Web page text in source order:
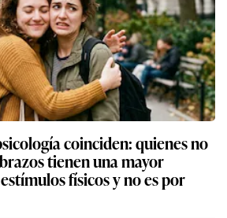
coinciden: quienes no
tienen una mayor
físicos y no es por